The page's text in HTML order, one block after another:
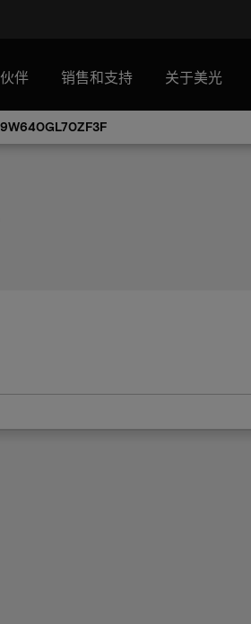
伴 销售和支持 关于美光